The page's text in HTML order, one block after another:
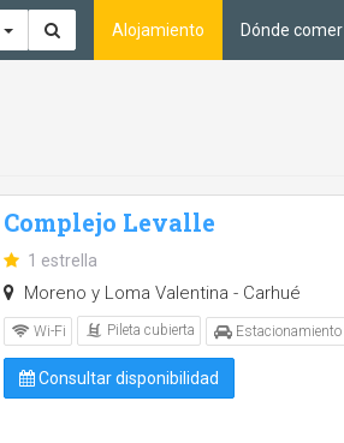
Alojamiento Dónde comer
Complejo Levalle
1 estrella
Moreno y Loma Valentina - Carhué
Wi-Fi Pileta cubierta Estacionamiento
Consultar disponibilidad